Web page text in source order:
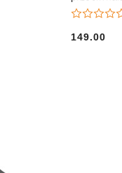
Cena:
149.00